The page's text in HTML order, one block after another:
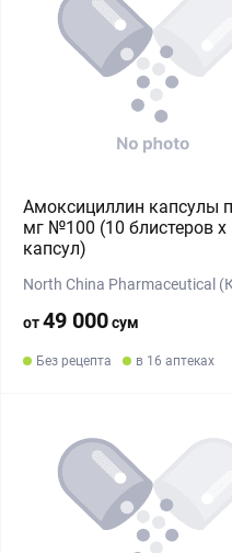
Амоксициллин капсулы
мг №100 (10 блистеров x
капсул)
North China Pharmaceutical
от49 000сум
Без рецепта в 16 аптеках